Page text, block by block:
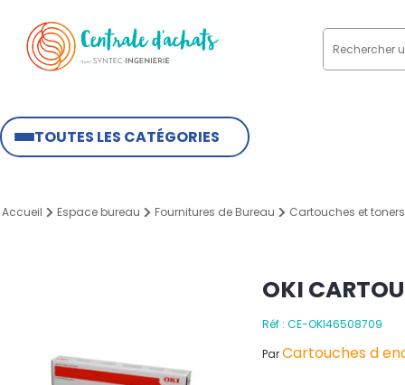
TOUTES LES CATÉGORIES
Accueil Espace bureau Fournitures de Bureau Cartouches et toners
OKI
Réf : CE-OKI46508709
ParCartouches d